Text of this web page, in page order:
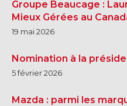
Groupe Beaucage :
Mieux Gérées au
19 mai 2026
Nomination à la
5 février 2026
Mazda : parmi les